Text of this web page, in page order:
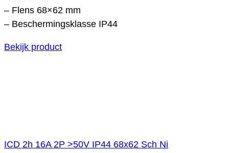
– Flens 68×62 mm
– Beschermingsklasse IP44
Bekijk product
ICD 2h 16A 2P >50V IP44 68x62 Sch Ni